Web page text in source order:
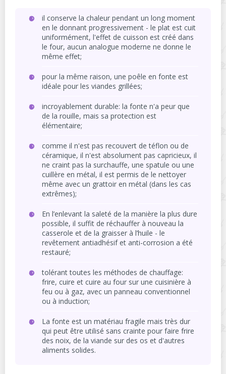
il conserve la chaleur pendant un long moment
en le donnant progressivement - le plat est cuit
uniformément, l'effet de cuisson est créé dans
le four, aucun analogue moderne ne donne le
même effet;
pour la même raison, une poêle en fonte est
idéale pour les viandes grillées;
incroyablement durable: la fonte n'a peur que
de la rouille, mais sa protection est
élémentaire;
comme il n'est pas recouvert de téflon ou de
céramique, il n'est absolument pas capricieux, il
ne craint pas la surchauffe, une spatule ou une
cuillère en métal, il est permis de le nettoyer
même avec un grattoir en métal (dans les cas
extrêmes);
En l’enlevant la saleté de la manière la plus dure
possible, il suffit de réchauffer à nouveau la
casserole et de la graisser à l’huile - le
revêtement antiadhésif et anti-corrosion a été
restauré;
tolérant toutes les méthodes de chauffage:
frire, cuire et cuire au four sur une cuisinière à
feu ou à gaz, avec un panneau conventionnel
ou à induction;
La fonte est un matériau fragile mais très dur
qui peut être utilisé sans crainte pour faire frire
des noix, de la viande sur des os et d'autres
aliments solides.